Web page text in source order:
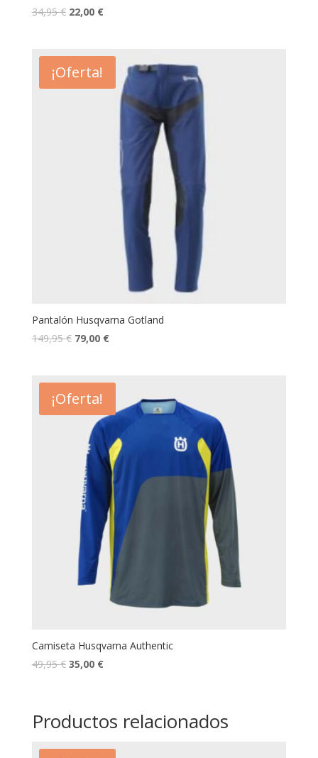
34,95€ 22,00 €
¡Oferta!
Pantalón Husqvarna Gotland
149,95€ 79,00 €
¡Oferta!
Camiseta Husqvarna Authentic
49,95€ 35,00 €
Productos relacionados